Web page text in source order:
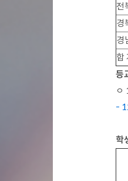
전
경
경
합
등
ㅇ
-
학